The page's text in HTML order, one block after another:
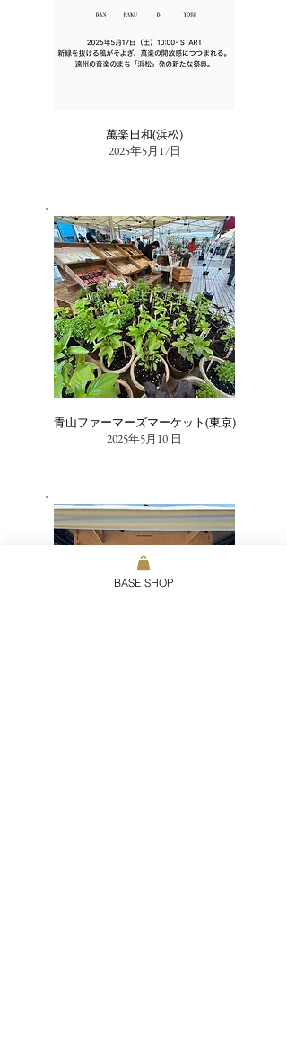
萬楽日和(浜松)
2025年5月17日
青山ファーマーズマーケット(東京)
2025年5月10 日
BASE SHOP